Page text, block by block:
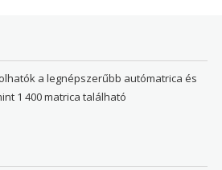
a legnépszerűbb autómatrica és
1 400 matrica található